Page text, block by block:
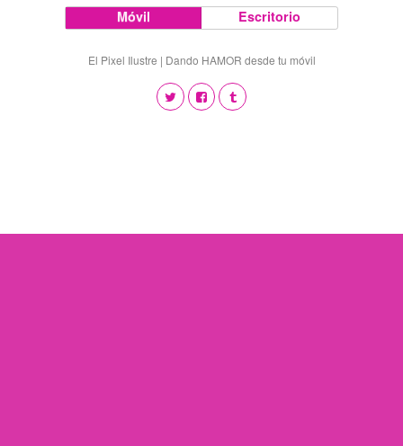
Móvil Escritorio
El Pixel Ilustre | Dando HAMOR desde tu móvil